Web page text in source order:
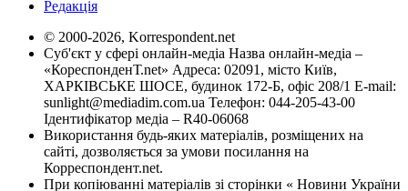
Редакція
© 2000-2026, Korrespondent.net
Суб'єкт у сфері онлайн-медіа Назва онлайн-медіа –
«КореспонденТ.net» Адреса: 02091, місто Київ,
ХАРКІВСЬКЕ ШОСЕ, будинок 172-Б, офіс 208/1 E-mail:
sunlight@mediadim.com.ua Телефон: 044-205-43-00
Ідентифікатор медіа – R40-06068
Використання будь-яких матеріалів, розміщених на
сайті, дозволяється за умови посилання на
Корреспондент.net.
При копіюванні матеріалів зі сторінки « Новини України